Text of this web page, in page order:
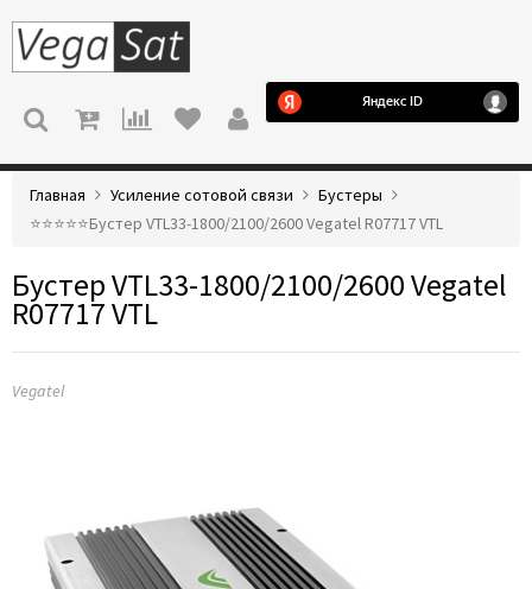
МЕНЮ
Главная Усиление сотовой связи
Бустеры
⭐️⭐️⭐️⭐️⭐️Бустер VTL33-1800/2100/2600 Vegatel R07717 VTL
Бустер VTL33-1800/2100/2600 Vegatel
R07717 VTL
Vegatel